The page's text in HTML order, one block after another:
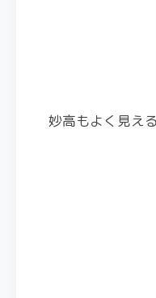
妙高もよく見える